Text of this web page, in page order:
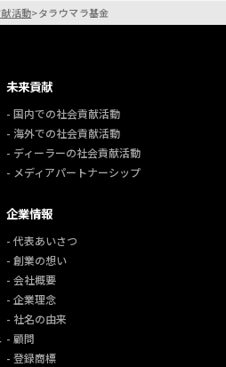
活動>タラウマラ基金
未来貢献
- 国内での社会貢献活動
- 海外での社会貢献活動
- ディーラーの社会貢献活動
- メディアパートナーシップ
企業情報
- 代表あいさつ
- 創業の想い
- 会社概要
- 企業理念
- 社名の由来
- 顧問
- 登録商標